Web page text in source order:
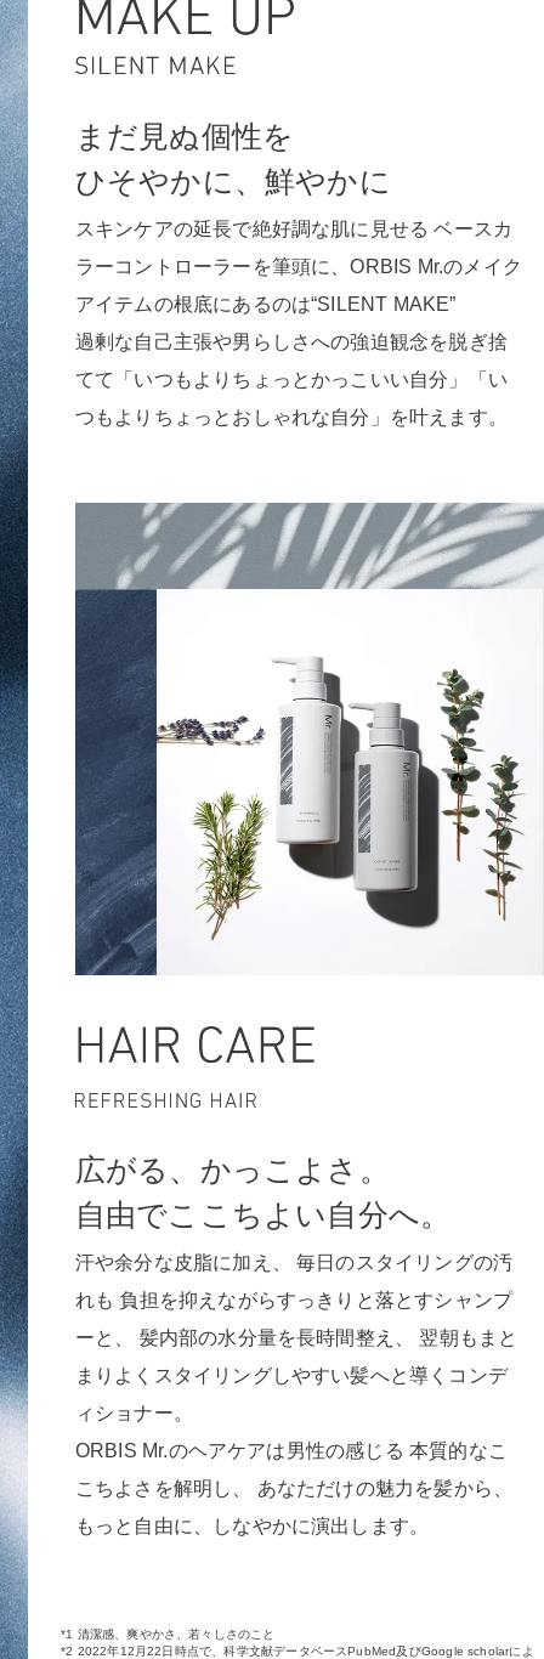
まだ見ぬ個性を
ひそやかに、鮮やかに
スキンケアの延長で絶好調な肌に見せる ベースカ
ラーコントローラーを筆頭に、ORBIS Mr.のメイク
アイテムの根底にあるのは“SILENT MAKE”
過剰な自己主張や男らしさへの強迫観念を脱ぎ捨
てて
「いつもよりちょっとかっこいい自分」
「い
つもよりちょっとおしゃれな自分」を叶えます。
広がる、かっこよさ。
自由でここちよい自分へ。
汗や余分な皮脂に加え、
毎日のスタイリングの汚
れも 負担を抑えながらすっきりと落とすシャンプ
ーと、
髪内部の水分量を長時間整え、
翌朝もまと
まりよくスタイリングしやすい髪へと導く コンデ
ィショナー。
ORBIS Mr.のヘアケアは男性の感じる 本質的なこ
こちよさを解明し、
あなただけの魅力を髪から、
もっと自由に、しなやかに演出します。
*1 清潔感、爽やかさ、若々しさのこと
*2 2022年12月22日時点で、科学文献データベースPubMed及びGoogle scholarによ